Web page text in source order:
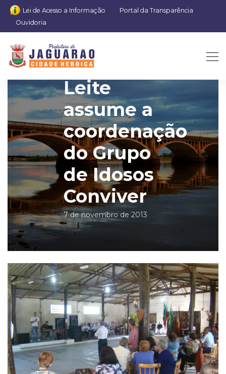
Lei de Acesso a Informação
Portal da Transparência
Ouvidoria
Michael
Leite
assume a
coordenação
do Grupo
de Idosos
Conviver
7 de novembro de 2013